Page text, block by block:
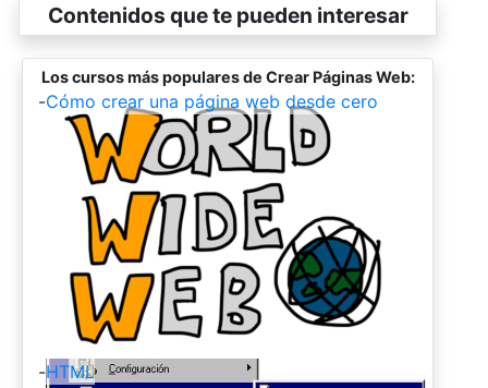
Contenidos que te pueden interesar
Los cursos más populares de Crear Páginas Web:
-Cómo crear una página web desde cero
-HTML